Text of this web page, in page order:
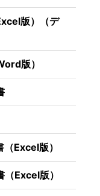
版）（デ
版）
Excel版）
Excel版）